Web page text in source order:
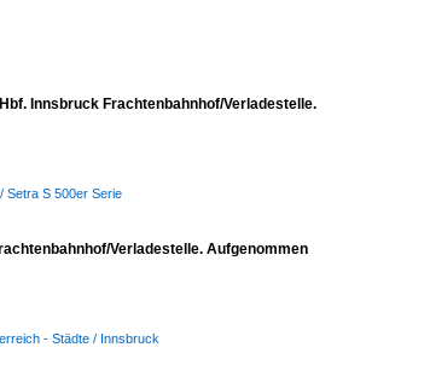
Innsbruck Frachtenbahnhof/Verladestelle.
Setra S 500er Serie
Verladestelle. Aufgenommen
- Städte / Innsbruck